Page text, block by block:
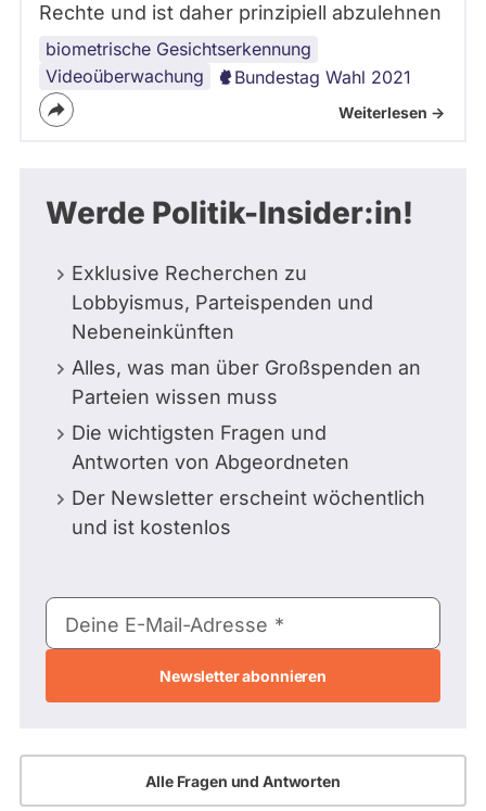
Rechte und ist daher prinzipiell abzulehnen
biometrische Gesichtserkennung
Videoüberwachung
Bundestag Wahl 2021
Weiterlesen ->
Werde Politik-Insider:in!
Exklusive Recherchen zu
Lobbyismus, Parteispenden und
Nebeneinkünften
Alles, was man über Großspenden an
Parteien wissen muss
Die wichtigsten Fragen und
Antworten von Abgeordneten
Der Newsletter erscheint wöchentlich
und ist kostenlos
E-
Mail-
Deine E-Mail-Adresse
Alle Fragen und Antworten